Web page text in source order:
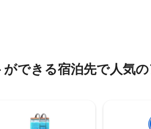
ていま
できる宿泊先で人気